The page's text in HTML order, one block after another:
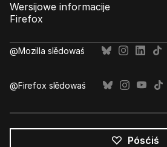
Wersijowe informacije
Firefox
@Mozilla slědowaś
@Firefox slědowaś
Pósćiś